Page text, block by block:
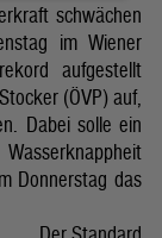
schwächen
im Wiener
aufgestellt
(ÖVP) auf,
Dabei solle ein
Donnerstag das